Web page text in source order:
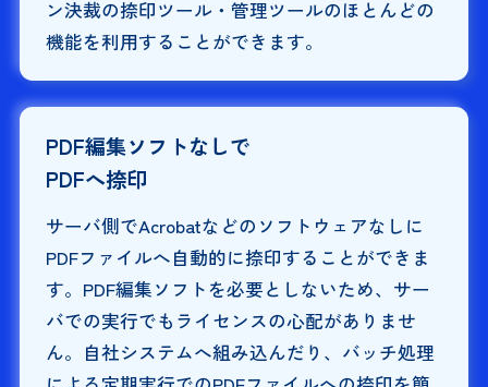
ン決裁の捺印ツール・管理ツールのほとんどの
機能を利用することができます。
PDF編集ソフトなしで
PDFへ捺印
サーバ側でAcrobatなどのソフトウェアなしに
PDFファイルへ自動的に捺印することができま
す。PDF編集ソフトを必要としないため、サー
バでの実行でもライセンスの心配がありませ
ん。自社システムへ組み込んだり、バッチ処理